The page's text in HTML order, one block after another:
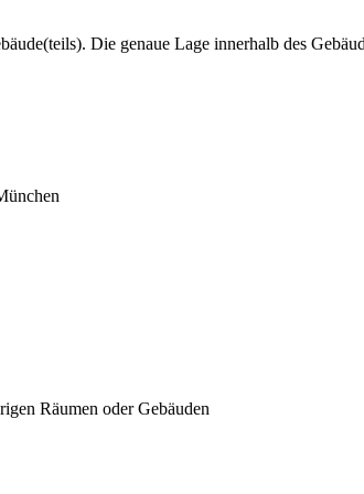
Die genaue Lage innerhalb des
Räumen oder Gebäuden